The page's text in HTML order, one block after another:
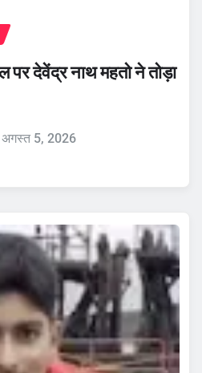
देवेंद्र नाथ महतो ने तोड़ा
अगस्त 5, 2026